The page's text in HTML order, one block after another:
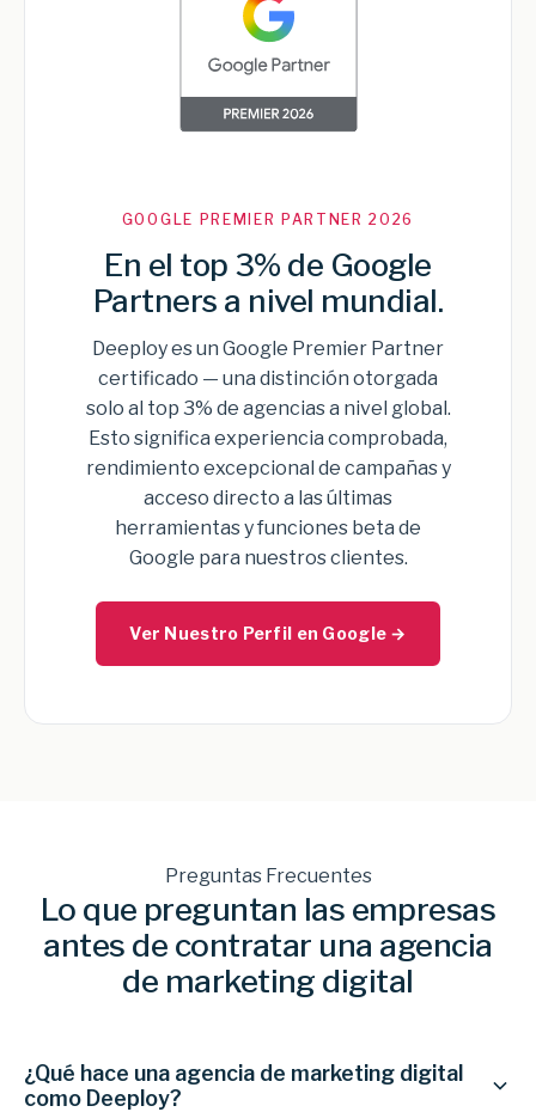
GOOGLE PREMIER PARTNER 2026
En el top 3% de Google
Partners a nivel mundial.
Deeploy es un Google Premier Partner
certificado — una distinción otorgada
solo al top 3% de agencias a nivel global.
Esto significa experiencia comprobada,
rendimiento excepcional de campañas y
acceso directo a las últimas
herramientas y funciones beta de
Google para nuestros clientes.
Ver Nuestro Perfil en Google →
Preguntas Frecuentes
Lo que preguntan las empresas
antes de contratar una agencia
de marketing digital
¿Qué hace una agencia de marketing digital
como Deeploy?